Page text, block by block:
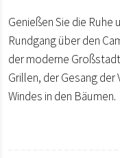
Genießen Sie die Ruhe
Rundgang über den
der moderne
Grillen, der Gesang
Windes in den Bäumen.